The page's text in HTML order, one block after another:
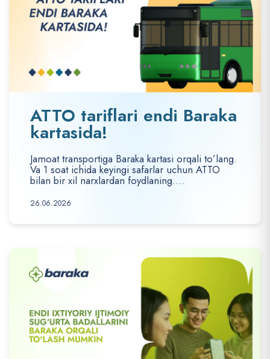
ATTO tariflari endi Baraka
kartasida!
Jamoat transportiga Baraka kartasi orqali to’lang.
Va 1 soat ichida keyingi safarlar uchun ATTO
bilan bir xil narxlardan foydlaning....
26.06.2026